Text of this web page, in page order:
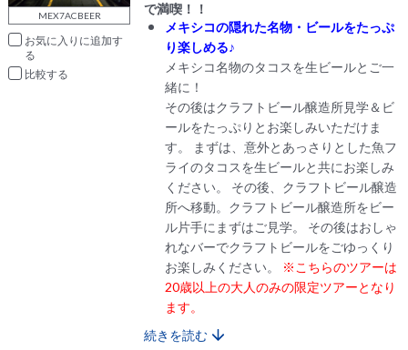
MEX7ACBEER
お気に入りに追加
比較
で満喫！！
メキシコの隠れた名物・ビールをたっぷ
り楽しめる♪
メキシコ名物のタコスを生ビールとご一
緒に！
その後はクラフトビール醸造所見学＆ビ
ールをたっぷりとお楽しみいただけま
す。 まずは、意外とあっさりとした魚フ
ライのタコスを生ビールと共にお楽しみ
ください。 その後、クラフトビール醸造
所へ移動。クラフトビール醸造所をビー
ル片手にまずはご見学。 その後はおしゃ
れなバーでクラフトビールをごゆっくり
お楽しみください。
※こちらのツアーは
20歳以上の大人のみの限定ツアーとなり
ます。
続きを読む